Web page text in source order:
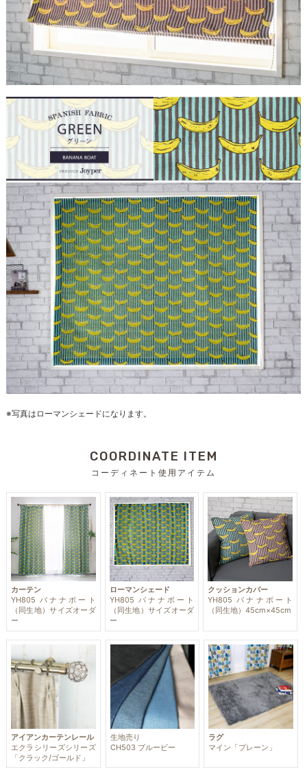
※写真はローマンシェードになります。
COORDINATE ITEM
コーディネート使用アイテム
カーテン
YH805 バナナボート
（同生地）サイズオーダ
ー
ローマンシェード
YH805 バナナボート
（同生地）サイズオーダ
ー
クッションカバー
YH805 バナナボート
（同生地）45cm×45cm
アイアンカーテンレール
エクラシリーズシリーズ
「クラック/ゴールド」
生地売り
CH503 ブルービー
ラグ
マイン「プレーン」